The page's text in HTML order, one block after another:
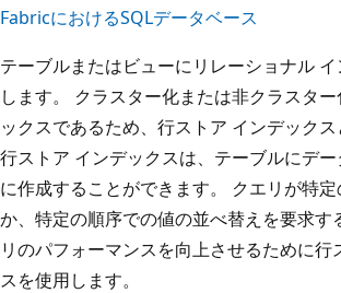
FabricにおけるSQLデータベース
テーブルまたはビューにリレーショナル
します。 クラスター化または非クラスタ
ックスであるため、行ストア インデックス
行ストア インデックスは、テーブルにデ
に作成することができます。 クエリが特
か、特定の順序での値の並べ替えを要求す
リのパフォーマンスを向上させるために行
スを使用します。